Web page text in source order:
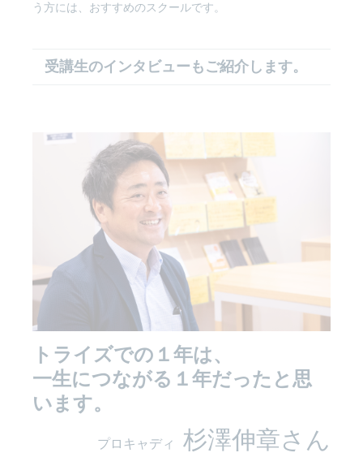
う方には、おすすめのスクールです。
受講生のインタビューもご紹介します。
トライズでの１年は、
一生につながる１年だったと思
います。
プロキャディ 杉澤伸章さん